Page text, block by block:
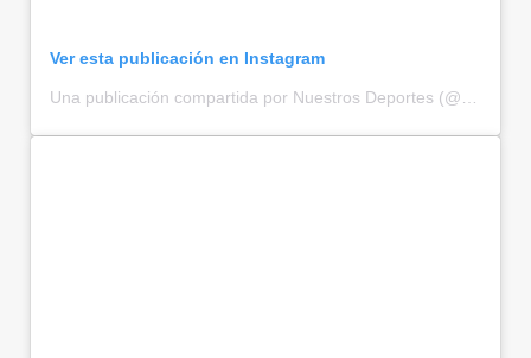
Ver esta publicación en Instagram